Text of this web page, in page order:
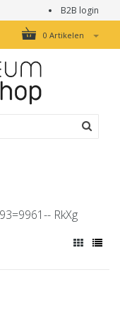
B2B login
0 Artikelen
RkXg